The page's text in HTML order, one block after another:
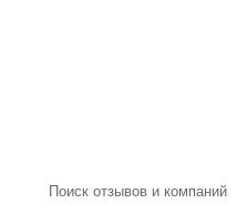
Поиск отзывов и компаний